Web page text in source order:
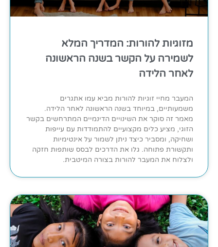
מזוגיות להורות: המדריך המלא
לשמירה על הקשר בשנה הראשונה
לאחר הלידה
המעבר מחיי זוגיות להורות מביא עמו אתגרים
משמעותיים, במיוחד בשנה הראשונה לאחר הלידה.
מאמר זה סוקר את השינויים הדינמיים המתרחשים בקשר
הזוגי, מציע כלים מקצועיים להתמודדות עם עייפות
ושחיקה, ומסביר כיצד ניתן לשמור על אינטימיות
ותקשורת פתוחה. גלו את הדרכים לבסס שותפות חזקה
ולצלוח את המעבר להורות בצורה המיטבית.